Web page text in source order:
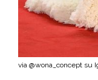
via @wona_concept su